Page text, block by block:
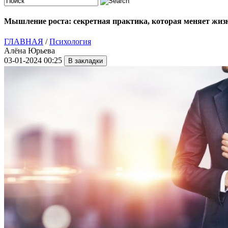
Мышление роста: секретная практика, которая меняет
ГЛАВНАЯ /Психология
Алёна Юрьева
03-01-2024 00:25